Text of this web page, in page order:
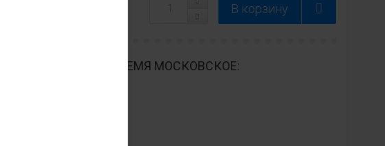
ЕЖЕДНЕВНО ВРЕМЯ МОСКОВСКОЕ: